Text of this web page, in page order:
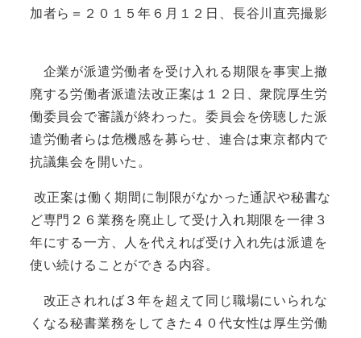
加者ら＝２０１５年６月１２日、長谷川直亮撮影
企業が派遣労働者を受け入れる期限を事実上撤
廃する労働者派遣法改正案は１２日、衆院厚生労
働委員会で審議が終わった。委員会を傍聴した派
遣労働者らは危機感を募らせ、連合は東京都内で
抗議集会を開いた。
改正案は働く期間に制限がなかった通訳や秘書な
ど専門２６業務を廃止して受け入れ期限を一律３
年にする一方、人を代えれば受け入れ先は派遣を
使い続けることができる内容。
改正されれば３年を超えて同じ職場にいられな
くなる秘書業務をしてきた４０代女性は厚生労働